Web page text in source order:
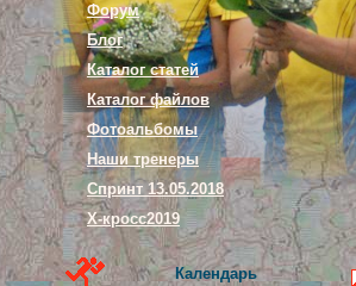
Форум
Блог
Каталог статей
Каталог файлов
Фотоальбомы
Наши тренеры
Спринт 13.05.2018
Х-кросс2019
Календарь